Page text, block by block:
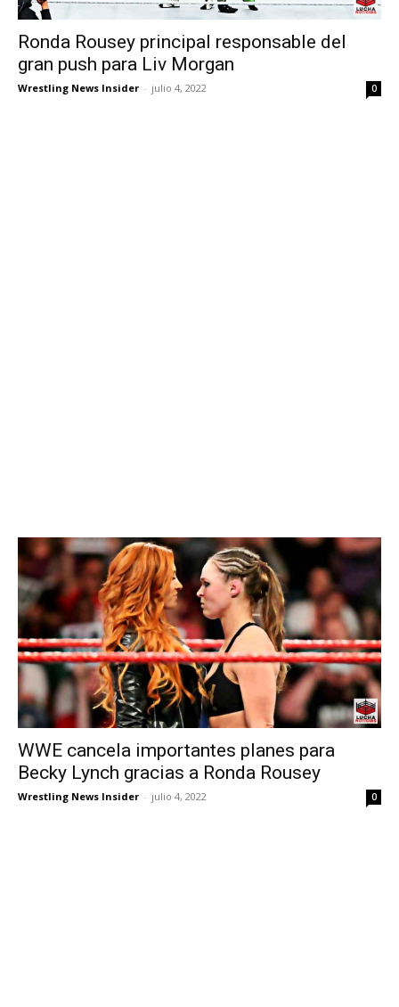
Ronda Rousey principal responsable del
gran push para Liv Morgan
Wrestling News Insider - julio 4, 2022 0
WWE cancela importantes planes para
Becky Lynch gracias a Ronda Rousey
Wrestling News Insider - julio 4, 2022 0